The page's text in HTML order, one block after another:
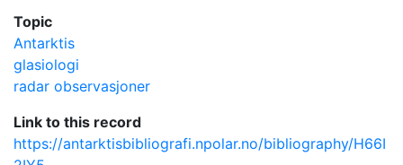
Topic
Antarktis
glasiologi
radar observasjoner
Link to this record
https://antarktisbibliografi.npolar.no/bibliography/H66I